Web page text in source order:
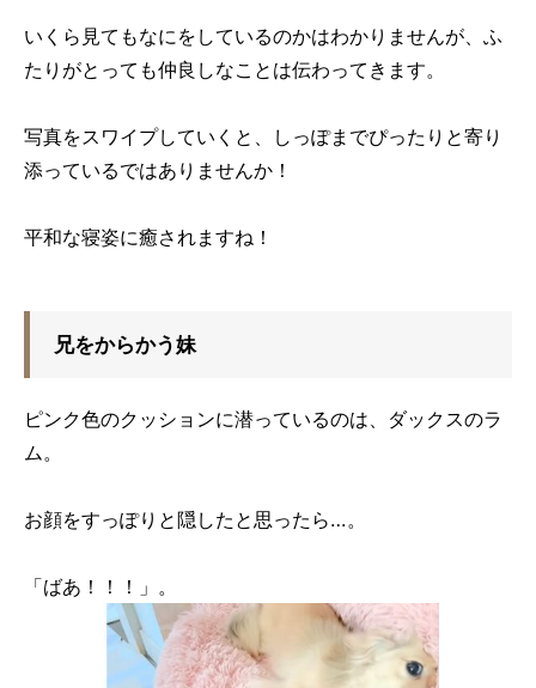
いくら見てもなにをしているのかはわかりませんが、ふ
たりがとっても仲良しなことは伝わってきます。
写真をスワイプしていくと、しっぽまでぴったりと寄り
添っているではありませんか！
平和な寝姿に癒されますね！
兄をからかう妹
ピンク色のクッションに潜っているのは、ダックスのラ
ム。
お顔をすっぽりと隠したと思ったら…。
「ばあ！！！」。